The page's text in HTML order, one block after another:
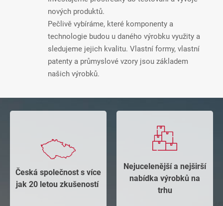
nových produktů.
Pečlivě vybíráme, které komponenty a
technologie budou u daného výrobku využity a
sledujeme jejich kvalitu. Vlastní formy, vlastní
patenty a průmyslové vzory jsou základem
našich výrobků.
Česká společnost s více
jak 20 letou zkušeností ​
Nejucelenější a nejširší
nabídka výrobků na
trhu​